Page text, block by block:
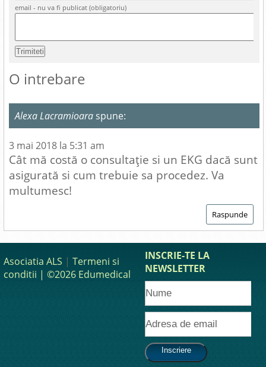
email - nu va fi publicat (obligatoriu)
O intrebare
Alexa Lacramioara spune:
3 mai 2018 la 5:31 am
Cât mă costă o consultaţie si un EKG dacă sunt
asigurată si cum trebuie sa procedez. Va
multumesc!
Raspunde
Asociatia ALS |Termeni si
conditii | ©2026 Edumedical
INSCRIE-TE LA
NEWSLETTER